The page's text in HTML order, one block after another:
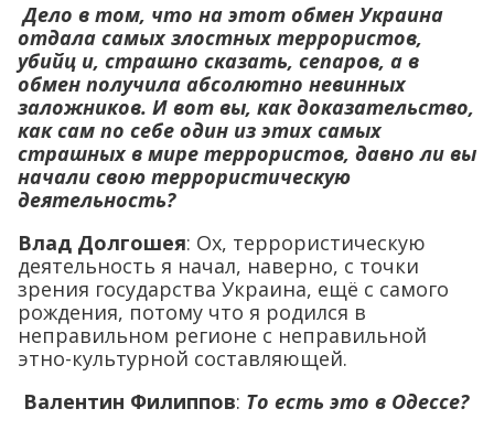
Дело в том, что на этот обмен Украина
отдала самых злостных террористов,
убийц и, страшно сказать, сепаров, а в
обмен получила абсолютно невинных
заложников. И вот вы, как доказательство,
как сам по себе один из этих самых
страшных в мире террористов, давно ли вы
начали свою террористическую
деятельность?
Влад Долгошея: Ох, террористическую
деятельность я начал, наверно, с точки
зрения государства Украина, ещё с самого
рождения, потому что я родился в
неправильном регионе с неправильной
этно-культурной составляющей.
Валентин Филиппов: То есть это в Одессе?